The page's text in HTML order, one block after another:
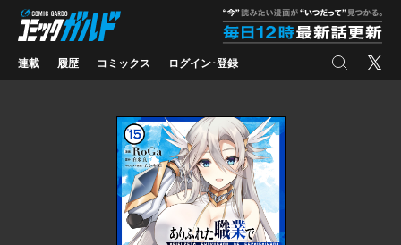
コミックガルド
連載 履歴 コミックス ログイン･登録 検索 X